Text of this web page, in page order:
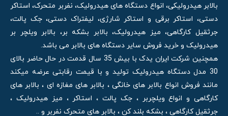
بالابر هیدرولیکی، انواع دستگاه های هیدرولیک، نفربر متحرک، استاکر
دستی، استاکر برقی و استاکر شارژی، لیفتراک دستی، جک پالت،
جرثقیل کارگاهی، میز هیدرولیک، بالابر بشکه بر، بالابر ویلچر بر
هیدرولیک و خرید فروش سایر دستگاه های بالابر می باشد.
همچنین شرکت ایران یدک با بیش 35 سال قدمت در حال حاضر بالای
30 مدل دستگاه هیدرولیک تولید و با قیمت رقابتی عرضه میکند
مانند فروش انواع بالابر های خانگی ، بالابر های مغازه ای ، بالابر های
کارگاهی و انواع ویلچربر ، جک پالت ، استاکر ، میز هیدرولیک ،
جرثقیل کارگاهی ، بشکه بلند کن ، بالابر های متحرک نفربر و ..